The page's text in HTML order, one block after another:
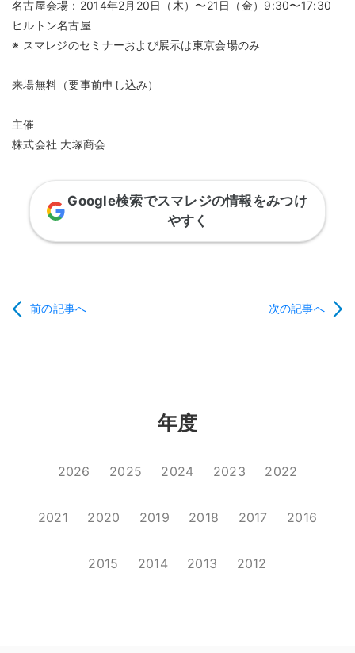
名古屋会場：2014年2月20日（木）〜21日（金）9:30〜17:30
ヒルトン名古屋
※ スマレジのセミナーおよび展示は東京会場のみ
来場無料（要事前申し込み）
主催
株式会社 大塚商会
Google検索でスマレジの情報をみつけ
やすく
前の記事へ 次の記事へ
年度
2026 2025 2024 2023 2022
2021 2020 2019 2018 2017 2016
2015 2014 2013 2012